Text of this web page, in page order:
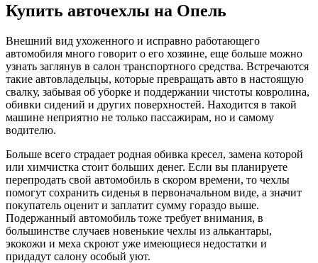
Купить авточехлы на Опель
Внешний вид ухоженного и исправно работающего
автомобиля много говорит о его хозяине, еще больше можно
узнать заглянув в салон транспортного средства. Встречаются
такие автовладельцы, которые превращать авто в настоящую
свалку, забывая об уборке и поддержании чистоты ковролина,
обивки сидений и других поверхностей. Находится в такой
машине неприятно не только пассажирам, но и самому
водителю.
Больше всего страдает родная обивка кресел, замена которой
или химчистка стоит больших денег. Если вы планируете
перепродать свой автомобиль в скором времени, то чехлы
помогут сохранить сиденья в первоначальном виде, а значит
покупатель оценит и заплатит сумму гораздо выше.
Подержанный автомобиль тоже требует внимания, в
большинстве случаев новенькие чехлы из алькантары,
экокожи и меха скроют уже имеющиеся недостатки и
придадут салону особый уют.